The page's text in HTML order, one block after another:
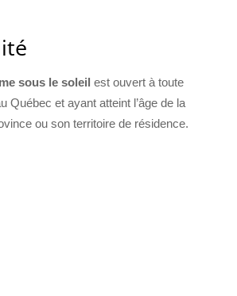
sous le soleil est ouvert à toute
Québec et ayant atteint l’âge de la
ou son territoire de résidence.